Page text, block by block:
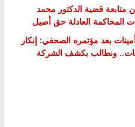
متابعة قضية الدكتور محمد
المحاكمة العادلة حق أصيل
بعد مؤتمره الصحفي: إنكار
ونطالب بكشف الشركة